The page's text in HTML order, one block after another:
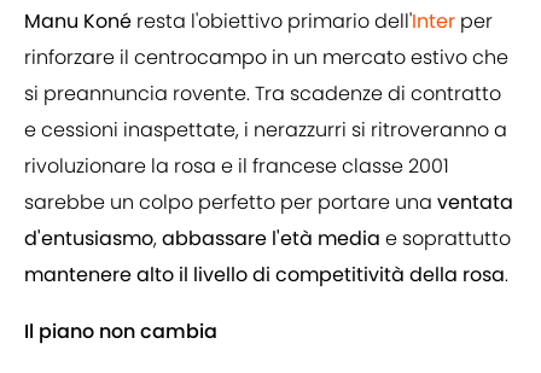
Manu Koné resta l'obiettivo primario dell'Inter per
rinforzare il centrocampo in un mercato estivo che
si preannuncia rovente. Tra scadenze di contratto
e cessioni inaspettate, i nerazzurri si ritroveranno a
rivoluzionare la rosa e il francese classe 2001
sarebbe un colpo perfetto per portare una ventata
d'entusiasmo,abbassare l'età media e soprattutto
mantenere alto il livello di competitività della rosa.
Il piano non cambia